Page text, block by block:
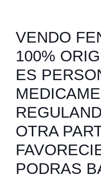
VENDO
100%
ES
OTRA
PODRAS